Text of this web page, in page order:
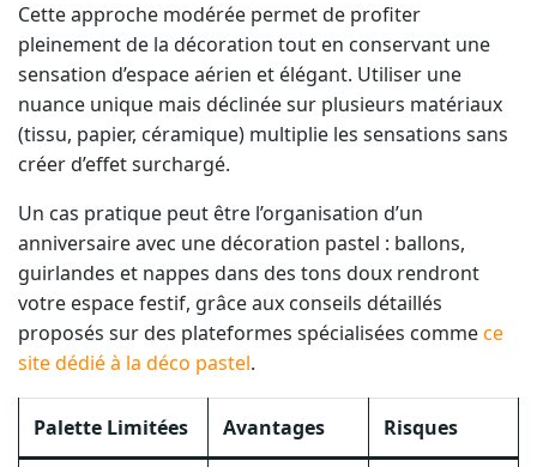
Cette approche modérée permet de profiter
pleinement de la décoration tout en conservant une
sensation d’espace aérien et élégant. Utiliser une
nuance unique mais déclinée sur plusieurs matériaux
(tissu, papier, céramique) multiplie les sensations sans
créer d’effet surchargé.
Un cas pratique peut être l’organisation d’un
anniversaire avec une décoration pastel : ballons,
guirlandes et nappes dans des tons doux rendront
votre espace festif, grâce aux conseils détaillés
proposés sur des plateformes spécialisées commece
site dédié à la déco pastel.
Palette Limitées Avantages Risques